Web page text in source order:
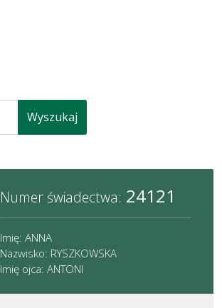
Wyszukaj
Numer świadectwa: 24121
Imię: ANNA
Nazwisko: RYSZKOWSKA
Imię ojca: ANTONI